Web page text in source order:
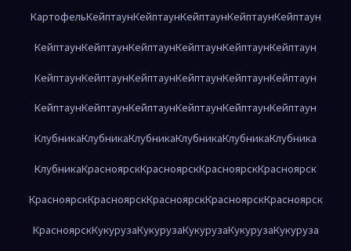
КартофельКейптаунКейптаунКейптаунКейптаунКейптаун
КейптаунКейптаунКейптаунКейптаунКейптаунКейптаун
КейптаунКейптаунКейптаунКейптаунКейптаунКейптаун
КейптаунКейптаунКейптаунКейптаунКейптаунКейптаун
КлубникаКлубникаКлубникаКлубникаКлубникаКлубника
КлубникаКрасноярскКрасноярскКрасноярскКрасноярск
КрасноярскКрасноярскКрасноярскКрасноярскКрасноярск
КрасноярскКукурузаКукурузаКукурузаКукурузаКукуруза